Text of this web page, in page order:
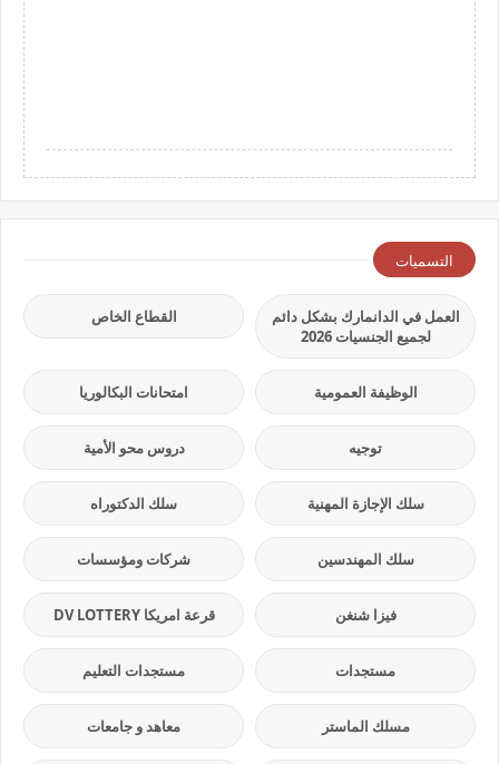
التسميات
العمل في الدانمارك بشكل دائم
لجميع الجنسيات 2026
القطاع الخاص
الوظيفة العمومية امتحانات البكالوريا
توجيه دروس محو الأمية
سلك الإجازة المهنية سلك الدكتوراه
سلك المهندسين شركات ومؤسسات
فيزا شنغن قرعة امريكا DV LOTTERY
مستجدات مستجدات التعليم
مسلك الماستر معاهد و جامعات